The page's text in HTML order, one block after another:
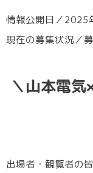
情報公開日／
現在の募集状況／
＼山本電
出場者・観覧者の